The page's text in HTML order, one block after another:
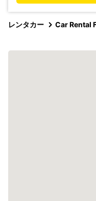
レンタカー Car Rental